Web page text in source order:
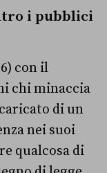
i pubblici
con il
chi minaccia
di un
nei suoi
qualcosa di